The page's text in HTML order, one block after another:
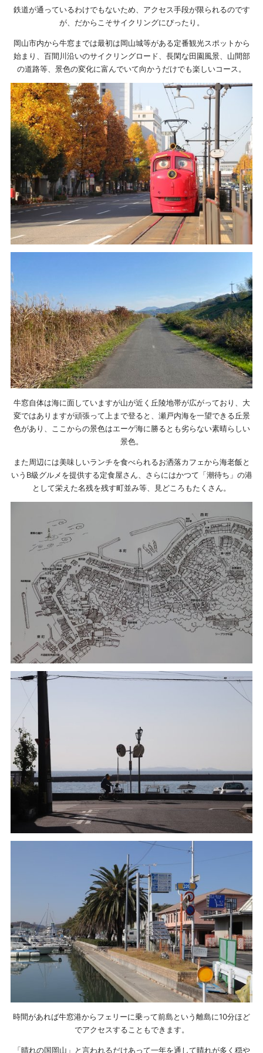
鉄道が通っているわけでもないため、アクセス手段が限られるのです
が、だからこそサイクリングにぴったり。
岡山市内から牛窓までは最初は岡山城等がある定番観光スポットから
始まり、百間川沿いのサイクリングロード、長閑な田園風景、山間部
の道路等、景色の変化に富んでいて向かうだけでも楽しいコース。
牛窓自体は海に面していますが山が近く丘陵地帯が広がっており、大
変ではありますが頑張って上まで登ると、瀬戸内海を一望できる丘景
色があり、ここからの景色はエーゲ海に勝るとも劣らない素晴らしい
景色。
また周辺には美味しいランチを食べられるお洒落カフェから海老飯と
いうB級グルメを提供する定食屋さん、さらにはかつて「潮待ち」の港
として栄えた名残を残す町並み等、見どころもたくさん。
時間があれば牛窓港からフェリーに乗って前島という離島に10分ほど
でアクセスすることもできます。
「晴れの国岡山」と言われるだけあって一年を通して晴れが多く穏や